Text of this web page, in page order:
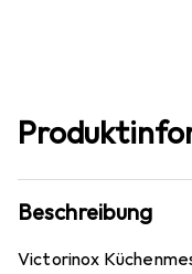
Beschreibung
Victorinox